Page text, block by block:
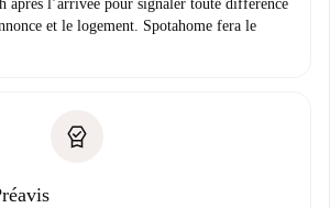
après l’arrivée pour signaler toute différence
et le logement. Spotahome fera le